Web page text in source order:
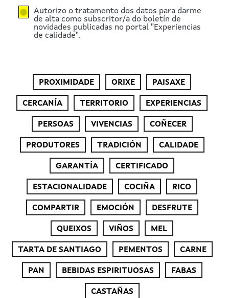
Autorizo o tratamento dos datos para darme
de alta como subscritor/a do boletín de
novidades publicadas no portal "Experiencias
de calidade".
PROXIMIDADE ORIXE PAISAXE
CERCANÍA TERRITORIO EXPERIENCIAS
PERSOAS VIVENCIAS COÑECER
PRODUTORES TRADICIÓN CALIDADE
GARANTÍA CERTIFICADO
ESTACIONALIDADE COCIÑA RICO
COMPARTIR EMOCIÓN DESFRUTE
QUEIXOS VIÑOS MEL
TARTA DE SANTIAGO PEMENTOS CARNE
PAN BEBIDAS ESPIRITUOSAS FABAS
CASTAÑAS